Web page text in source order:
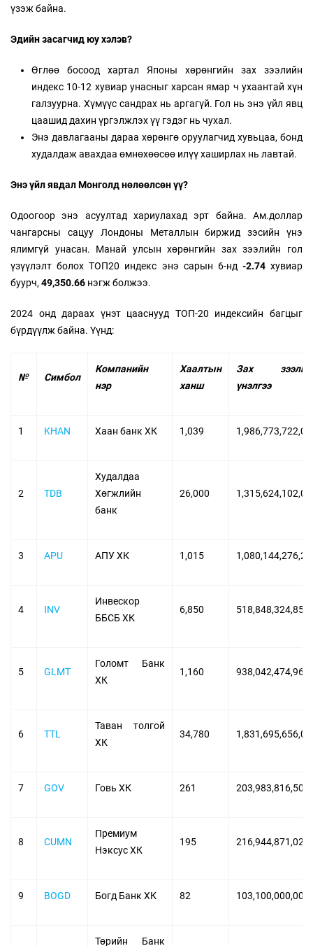
үзэж байна.
Эдийн засагчид юу хэлэв?
Өглөө босоод хартал Японы хөрөнгийн зах зээлийн
индекс 10-12 хувиар унасныг харсан ямар ч ухаантай хүн
галзуурна. Хүмүүс сандрах нь аргагүй. Гол нь энэ үйл явц
цаашид дахин үргэлжлэх үү гэдэг нь чухал.
Энэ давлагааны дараа хөрөнгө оруулагчид хувьцаа, бонд
худалдаж авахдаа өмнөхөөсөө илүү хаширлах нь лавтай.
Энэ үйл явдал Монголд нөлөөлсөн үү?
Одоогоор энэ асуултад хариулахад эрт байна. Ам.доллар
чангарсны сацуу Лондоны Металлын биржид зэсийн үнэ
ялимгүй унасан. Манай улсын хөрөнгийн зах зээлийн гол
үзүүлэлт болох ТОП20 индекс энэ сарын 6-нд -2.74хувиар
буурч, 49,350.66 нэгж болжээ.
2024 онд дараах үнэт цааснууд ТОП-20 индексийн багцыг
бүрдүүлж байна. Үүнд:
№ Симбол
Компанийн
нэр
Хаалтын
ханш
Зах
үнэлгээ
1 KHAN Хаан банк ХК 1,039
2 TDB
Худалдаа
Хөгжлийн
банк
26,000
3 APU АПУ ХК 1,015
4 INV
Инвескор
ББСБ ХК
6,850 518,848,324,850
5 GLMT
Голомт Банк
ХК
1,160 938,042,474,960
6 TTL
Таван толгой
ХК
34,780
7 GOV Говь ХК 261 203,983,816,500
8 CUMN
Премиум
Нэксус ХК
195 216,944,871,020
9 BOGD Богд Банк ХК 82 103,100,000,000
Төрийн Банк